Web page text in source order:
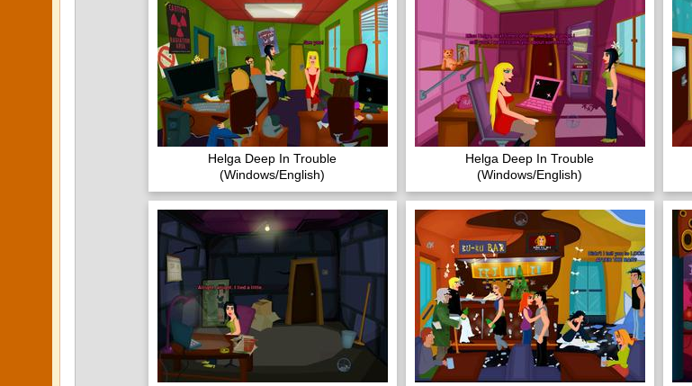
Helga Deep In Trouble
(Windows/English)
Helga Deep In Trouble
(Windows/English)